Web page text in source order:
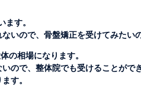
す。
いので、骨盤矯正を受けてみたい
の相場になります。
ので、整体院でも受けることができ
す。